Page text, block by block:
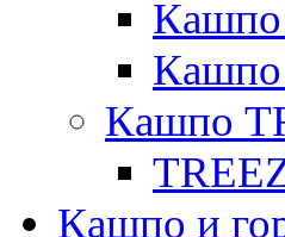
Кашпо
Кашпо
Кашпо
Кашпо и